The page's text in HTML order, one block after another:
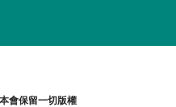
會保留一切版權